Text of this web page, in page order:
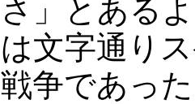
さ」とある
は文字通り
戦争であっ